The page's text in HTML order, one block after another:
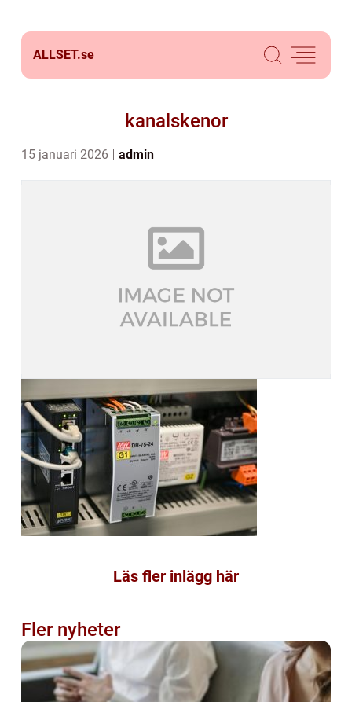
ALLSET.se
kanalskenor
15 januari 2026 admin
Läs fler inlägg här
Fler nyheter